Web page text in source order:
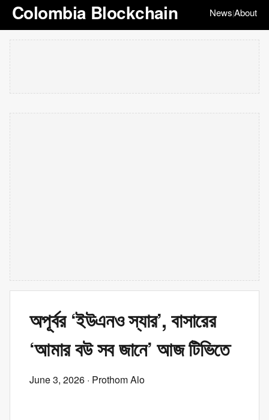
Colombia Blockchain News|About
অপূর্বর ‘ইউএনও স্যার’, বাসারের
‘আমার বউ সব জানে’ আজ টিভিতে
June 3, 2026 · Prothom Alo